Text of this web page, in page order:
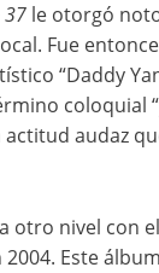
37le otorgó
Fue
“Daddy
coloquial
audaz
otro nivel con
Este